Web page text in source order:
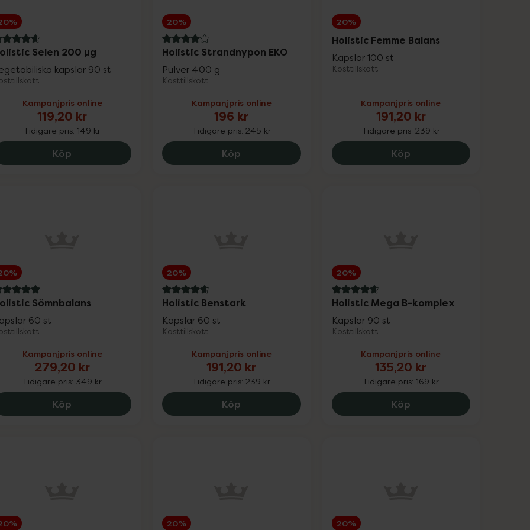
av 5 i omdöme
Selen 200 µg
kapslar 90 st
Kampanjpris online
119,20 kr
Tidigare pris:149 kr
Köp Holistic Selen 200 µg, 119.2 kr.
20%
4 av 5 i omdöme
Holistic Strandnypon EKO
Pulver 400 g
Kosttillskott
Kampanjpris online
196 kr
Tidigare pris: 245 kr
Köp Holistic Strandnypon EKO, 196 kr.
20%
Holistic Femme Balans
Kapslar 100 st
Kosttillskott
Kampanjpris online
191,20 kr
Tidigare pris: 239 kr
KöpHolistic Femme Balans,
av 5 i omdöme
Sömnbalans
60 st
Kampanjpris online
279,20 kr
Tidigare pris: 349 kr
Köp Holistic Sömnbalans, 279.2 kr.
20%
4.7 av 5 i omdöme
Holistic Benstark
Kapslar 60 st
Kosttillskott
Kampanjpris online
191,20 kr
Tidigare pris: 239 kr
Köp Holistic Benstark, 191.2 kr.
20%
4.8 av 5 i omdöme
Holistic Mega B-komplex
Kapslar 90 st
Kosttillskott
Kampanjpris online
135,20 kr
Tidigare pris:169 kr
KöpHolistic Mega B-
20% 20%